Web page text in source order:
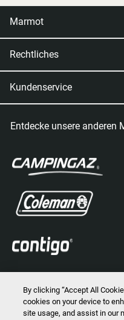
Marmot
Rechtliches
Kundenservice
Entdecke unsere anderen
By clicking “Accept All
cookies on your device to
site usage, and assist in our